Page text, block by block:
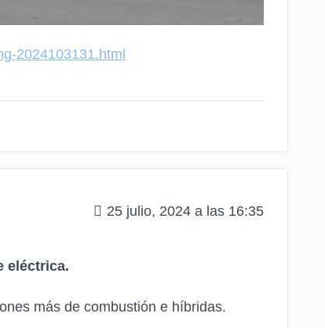
2024103131.html
25 julio, 2024 a las 16:35
eléctrica.
más de combustión e híbridas.